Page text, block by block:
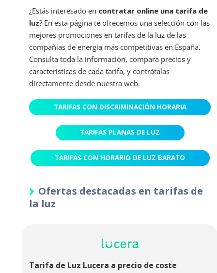
¿Estás interesado en contratar online una tarifa de
luz? En esta página te ofrecemos una selección con las
mejores promociones en tarifas de la luz de las
compañías de energía más competitivas en España.
Consulta toda la información, compara precios y
características de cada tarifa, y contrátalas
directamente desde nuestra web.
TARIFAS CON DISCRIMINACIÓN HORARIA
TARIFAS PLANAS DE LUZ
TARIFAS CON HORARIO DE LUZ BARATO
Ofertas destacadas en tarifas de
la luz
Tarifa de Luz Lucera a precio de coste